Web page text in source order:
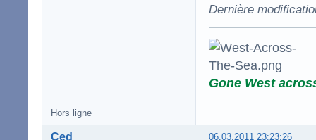
Dernière
Gone West
Hors ligne
06.03.2011 23:23:26
Ced